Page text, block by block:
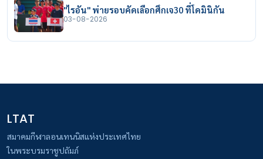
"ไรอัน" พ่ายรอบคัดเลือกศึกเจ30 ที่โดมินิกัน
03-08-2026
LTAT
สมาคมกีฬาลอนเทนนิสแห่งประเทศไทย
ในพระบรมราชูปถัมภ์